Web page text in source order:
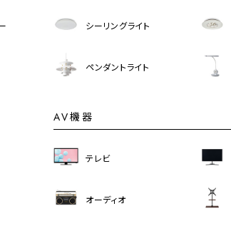
シーリングライト
ペンダントライト
AV機器
テレビ
オーディオ